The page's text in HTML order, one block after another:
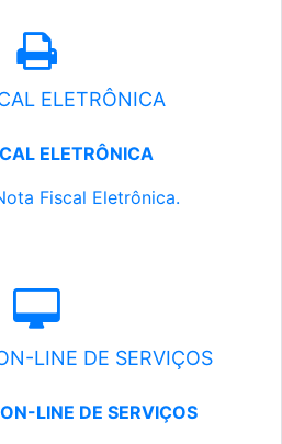
ELETRÔNICA
ELETRÔNICA
Fiscal Eletrônica.
LINE DE SERVIÇOS
LINE DE SERVIÇOS